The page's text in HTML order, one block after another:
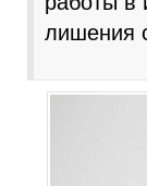
лишения